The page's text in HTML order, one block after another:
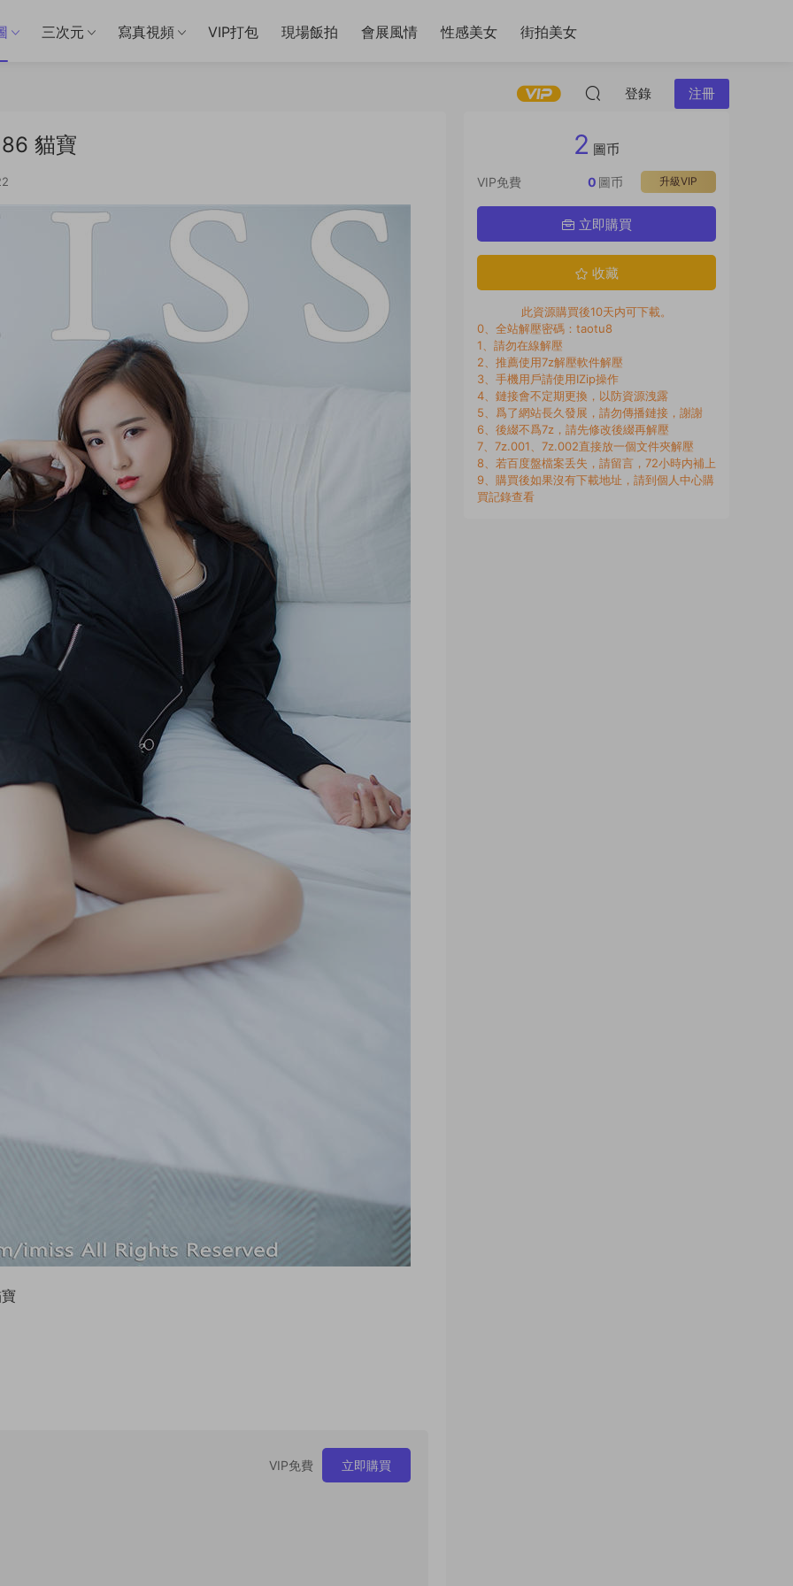
三次元 寫真視頻 VIP打包 現場飯拍 會展風情 性感美女 街拍美女
登錄 注冊
貓寶
VIP免費 立即購買
2 圖币
VIP免費 升級VIP
0 圖币
立即購買
收藏
此資源購買後10天内可下載。
0、全站解壓密碼：taotu8
1、請勿在線解壓
2、推薦使用7z解壓軟件解壓
3、手機用戶請使用IZip操作
4、鏈接會不定期更換，以防資源洩露
5、爲了網站長久發展，請勿傳播鏈接，謝謝
6、後綴不爲7z，請先修改後綴再解壓
7、7z.001、7z.002直接放一個文件夾解壓
8、若百度盤檔案丢失，請留言，72小時内補上
9、購買後如果沒有下載地址，請到個人中心購
買記錄查看